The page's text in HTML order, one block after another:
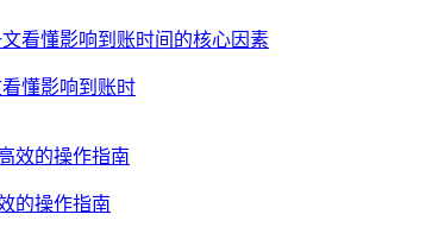
懂影响到账时
的操作指南